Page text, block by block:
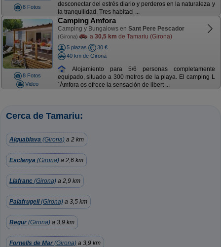
8 Fotos
desconectar del estrés diario y perderos en la naturaleza y
la tranquilidad. Tres habitaci ...
8 Fotos
Video
Camping Amfora
Camping y Bungalows en Sant Pere Pescador
(Girona) a 30,5 km de Tamariu (Girona)
5 plazas
30 €
40 km de Girona
Alojamiento para 5/6 personas completamente
equipado, situado a 300 metros de la playa. El camping L
´Àmfora os ofrece la sensación de libert ...
Cerca de Tamariu:
Aiguablava (Girona) a 2 km
Esclanya (Girona) a 2,6 km
Llafranc (Girona) a 2,9 km
Palafrugell(Girona) a 3,5 km
Begur (Girona) a 3,9 km
Fornells de Mar (Girona) a 3,9 km